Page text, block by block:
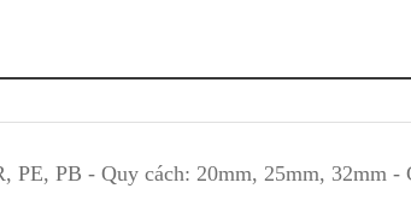
PE, PB - Quy cách: 20mm, 25mm, 32mm -